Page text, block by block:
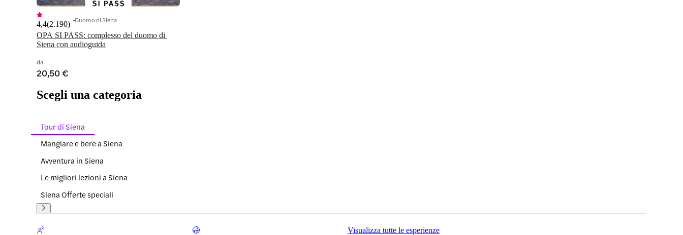
OPA SI PASS: complesso del duomo di
Siena con audioguida
4,4(2.190) Duomo di Siena
da
20,50 €
Scegli una categoria
Tour di Siena
Mangiare e bere a Siena
Avventura in Siena
Le migliori lezioni a Siena
Siena Offerte speciali
Visualizza tutte le esperienze